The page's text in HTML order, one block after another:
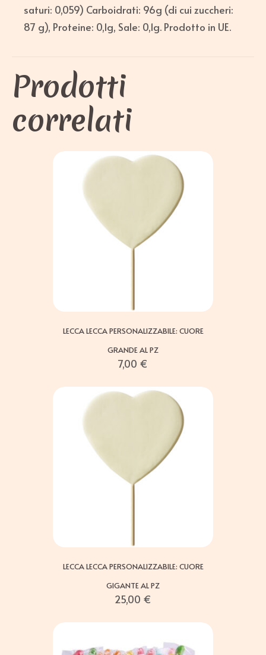
saturi: 0,059) Carboidrati: 96g (di cui zuccheri:
87 g), Proteine: 0,1g, Sale: 0,1g. Prodotto in UE.
Prodotti
correlati
LECCA LECCA PERSONALIZZABILE: CUORE
GRANDE AL PZ
7,00 €
LECCA LECCA PERSONALIZZABILE: CUORE
GIGANTE AL PZ
25,00 €